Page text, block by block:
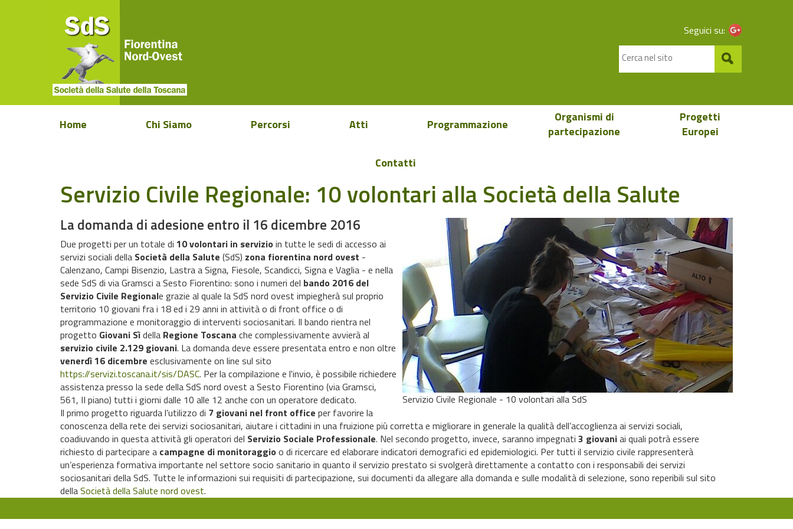
Seguici su:
Home Chi Siamo Percorsi Atti Programmazione
Organismi di
partecipazione
Progetti
Europei
Contatti
Servizio Civile Regionale: 10 volontari alla Società della Salute
Servizio Civile Regionale - 10 volontari alla SdS
La domanda di adesione entro il 16 dicembre 2016
Due progetti per un totale di 10 volontari in servizio in tutte le sedi di accesso ai
servizi sociali della Società della Salute (SdS) zona fiorentina nord ovest -
Calenzano, Campi Bisenzio, Lastra a Signa, Fiesole, Scandicci, Signa e Vaglia - e nella
sede SdS di via Gramsci a Sesto Fiorentino: sono i numeri del bando 2016 del
Servizio Civile Regionale grazie al quale la SdS nord ovest impiegherà sul proprio
territorio 10 giovani fra i 18 ed i 29 anni in attività o di front office o di
programmazione e monitoraggio di interventi sociosanitari. Il bando rientra nel
progetto Giovani Sìdella Regione Toscana che complessivamente avvierà al
servizio civile 2.129 giovani. La domanda deve essere presentata entro e non oltre
venerdì 16 dicembre esclusivamente on line sul sito
https://servizi.toscana.it/sis/DASC. Per la compilazione e l'invio, è possibile richiedere
assistenza presso la sede della SdS nord ovest a Sesto Fiorentino (via Gramsci,
561, II piano) tutti i giorni dalle 10 alle 12 anche con un operatore dedicato.
Il primo progetto riguarda l’utilizzo di 7 giovani nel front office per favorire la
conoscenza della rete dei servizi sociosanitari, aiutare i cittadini in una fruizione più corretta e migliorare in generale la qualità dell’accoglienza ai servizi sociali,
coadiuvando in questa attività gli operatori del Servizio Sociale Professionale. Nel secondo progetto, invece, saranno impegnati 3 giovaniai quali potrà essere
richiesto di partecipare a campagne di monitoraggio o di ricercare ed elaborare indicatori demografici ed epidemiologici. Per tutti il servizio civile rappresenterà
un’esperienza formativa importante nel settore socio sanitario in quanto il servizio prestato si svolgerà direttamente a contatto con i responsabili dei servizi
sociosanitari della SdS. Tutte le informazioni sui requisiti di partecipazione, sui documenti da allegare alla domanda e sulle modalità di selezione, sono reperibili sul sito
dellaSocietà della Salute nord ovest.